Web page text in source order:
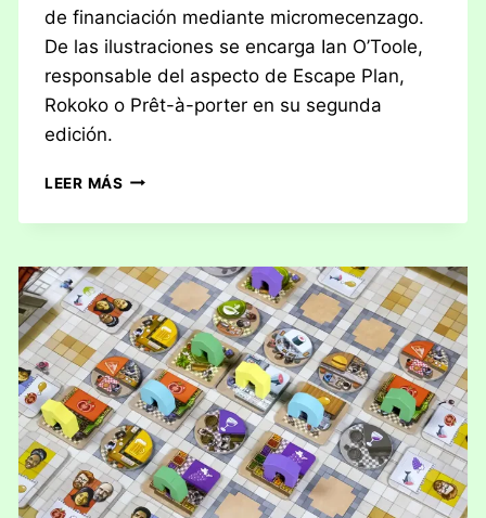
de financiación mediante micromecenzago.
De las ilustraciones se encarga Ian O’Toole,
responsable del aspecto de Escape Plan,
Rokoko o Prêt-à-porter en su segunda
edición.
LEER MÁS RESEÑA:
MACHINE